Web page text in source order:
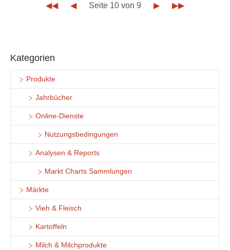
◀◀ ◀ Seite 10 von 9 ▶ ▶▶
Kategorien
Produkte
Jahrbücher
Online-Dienste
Nutzungsbedingungen
Analysen & Reports
Markt Charts Sammlungen
Märkte
Vieh & Fleisch
Kartoffeln
Milch & Milchprodukte